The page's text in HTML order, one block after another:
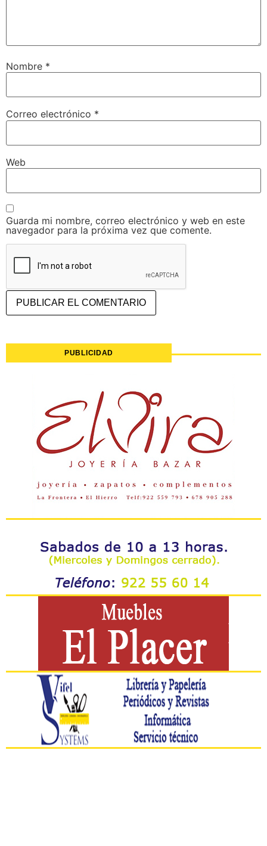
Nombre *
Correo electrónico *
Web
Guarda mi nombre, correo electrónico y web en este
navegador para la próxima vez que comente.
PUBLICIDAD